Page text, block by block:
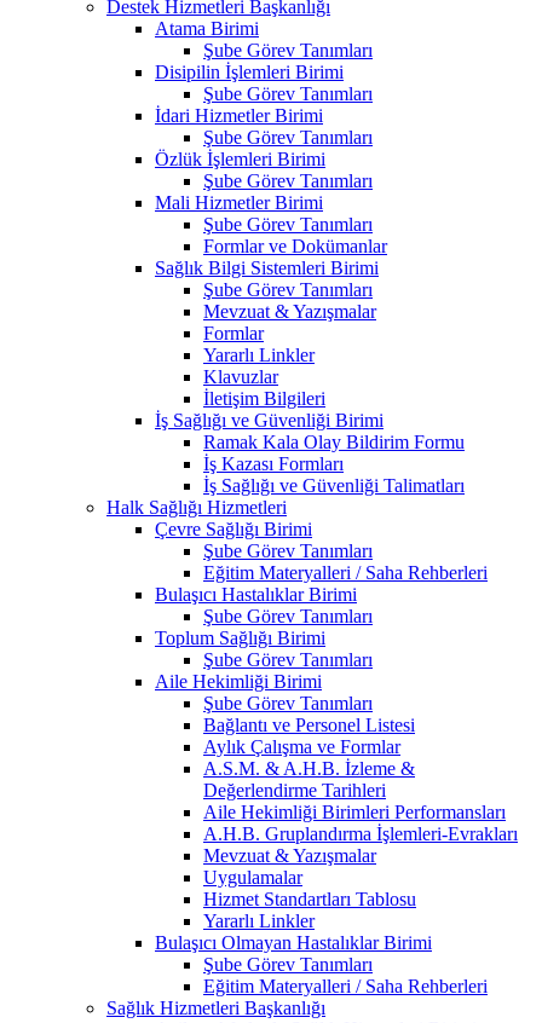
Destek Hizmetleri Başkanlığı
Atama Birimi
Şube Görev Tanımları
Disipilin İşlemleri Birimi
Şube Görev Tanımları
İdari Hizmetler Birimi
Şube Görev Tanımları
Özlük İşlemleri Birimi
Şube Görev Tanımları
Mali Hizmetler Birimi
Şube Görev Tanımları
Formlar ve Dokümanlar
Sağlık Bilgi Sistemleri Birimi
Şube Görev Tanımları
Mevzuat & Yazışmalar
Formlar
Yararlı Linkler
Klavuzlar
İletişim Bilgileri
İş Sağlığı ve Güvenliği Birimi
Ramak Kala Olay Bildirim Formu
İş Kazası Formları
İş Sağlığı ve Güvenliği Talimatları
Halk Sağlığı Hizmetleri
Çevre Sağlığı Birimi
Şube Görev Tanımları
Eğitim Materyalleri / Saha Rehberleri
Bulaşıcı Hastalıklar Birimi
Şube Görev Tanımları
Toplum Sağlığı Birimi
Şube Görev Tanımları
Aile Hekimliği Birimi
Şube Görev Tanımları
Bağlantı ve Personel Listesi
Aylık Çalışma ve Formlar
A.S.M. & A.H.B. İzleme &
Değerlendirme Tarihleri
Aile Hekimliği Birimleri Performansları
A.H.B. Gruplandırma İşlemleri-Evrakları
Mevzuat & Yazışmalar
Uygulamalar
Hizmet Standartları Tablosu
Yararlı Linkler
Bulaşıcı Olmayan Hastalıklar Birimi
Şube Görev Tanımları
Eğitim Materyalleri / Saha Rehberleri
Sağlık Hizmetleri Başkanlığı